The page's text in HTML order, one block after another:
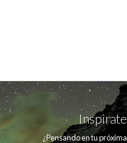
Inspirate
¿Pensando en tu próxima